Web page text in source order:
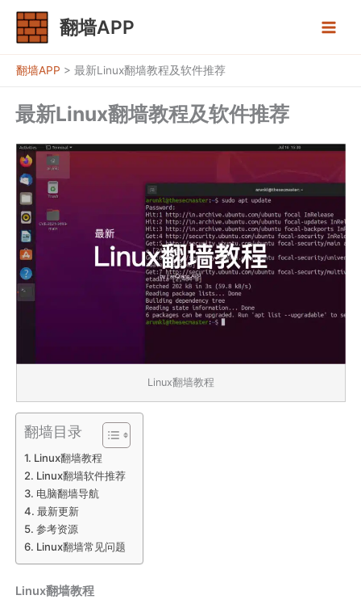
翻墙APP
翻墙APP > 最新Linux翻墙教程及软件推荐
最新Linux翻墙教程及软件推荐
Linux翻墙教程
翻墙目录
Linux翻墙教程
Linux翻墙软件推荐
电脑翻墙导航
最新更新
参考资源
Linux翻墙常见问题
Linux翻墙教程